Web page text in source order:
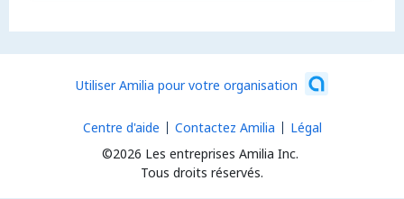
Utiliser Amilia pour votre organisation
©2026 Les entreprises Amilia Inc.
Tous droits réservés.
Centre d'aide Contactez Amilia Légal